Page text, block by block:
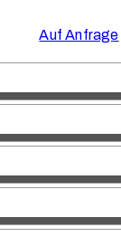
Auf Anfrage